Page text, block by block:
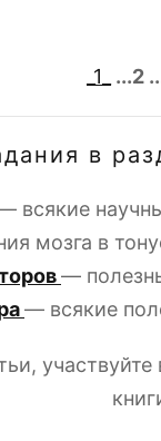
_1_ ...2
в
всякие
мозга в
—
— всякие